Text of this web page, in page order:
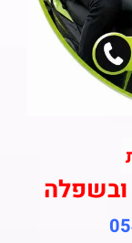
ובשפלה